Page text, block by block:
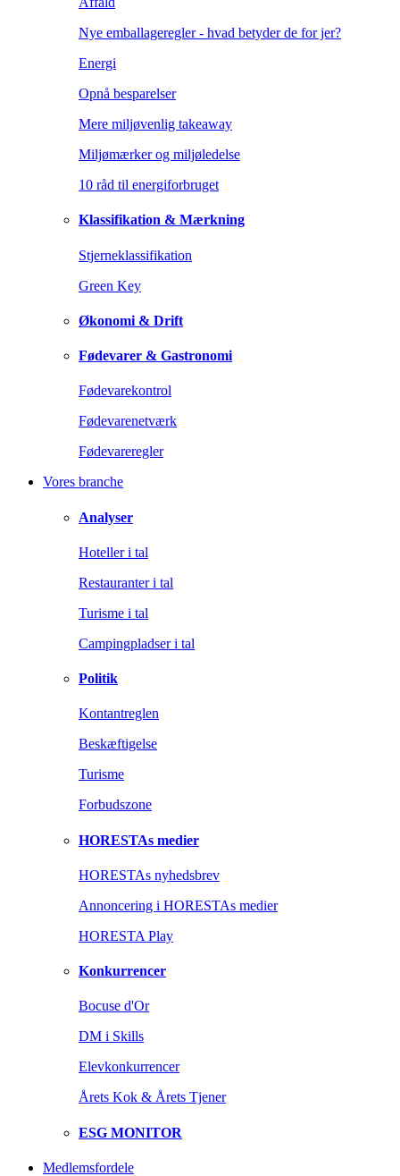
Nye emballageregler - hvad betyder de for jer?
Energi
Opnå besparelser
Mere miljøvenlig takeaway
Miljømærker og miljøledelse
10 råd til energiforbruget
Klassifikation & Mærkning
Stjerneklassifikation
Green Key
Økonomi & Drift
Fødevarer & Gastronomi
Fødevarekontrol
Fødevarenetværk
Fødevareregler
Vores branche
Analyser
Hoteller i tal
Restauranter i tal
Turisme i tal
Campingpladser i tal
Politik
Kontantreglen
Beskæftigelse
Turisme
Forbudszone
HORESTAs medier
HORESTAs nyhedsbrev
Annoncering i HORESTAs medier
HORESTA Play
Konkurrencer
Bocuse d'Or
DM i Skills
Elevkonkurrencer
Årets Kok & Årets Tjener
ESG MONITOR
Medlemsfordele